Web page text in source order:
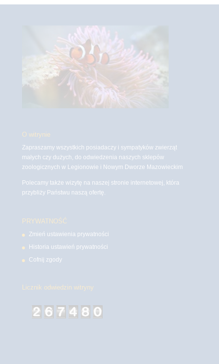
O witrynie
Zapraszamy wszystkich posiadaczy i sympatyków zwierząt
małych czy dużych, do odwiedzenia naszych sklepów
zoologicznych w Legionowie i Nowym Dworze Mazowieckim
Polecamy także wizytę na naszej stronie internetowej, która
przybliży Państwu naszą ofertę.
PRYWATNOŚĆ
Zmień ustawienia prywatności
Historia ustawień prywatności
Cofnij zgody
Licznik odwiedzin witryny